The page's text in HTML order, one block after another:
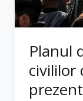
Planul
civililor